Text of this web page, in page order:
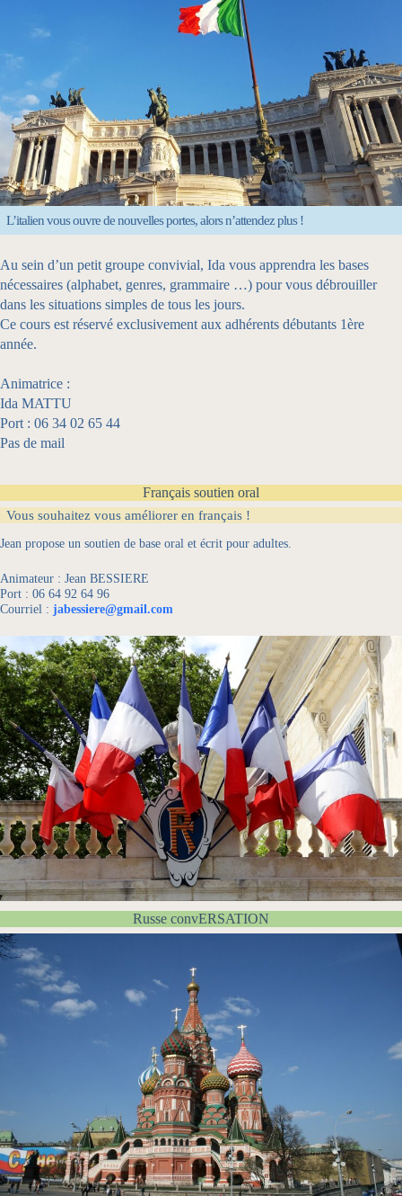
L’italien vous ouvre de nouvelles portes, alors n’attendez plus !
Au sein d’un petit groupe convivial, Ida vous apprendra les bases
nécessaires (alphabet, genres, grammaire …) pour vous débrouiller
dans les situations simples de tous les jours.
Ce cours est réservé exclusivement aux adhérents débutants 1ère
année.
Animatrice :
Ida MATTU
Port : 06 34 02 65 44
Pas de mail
Français soutien oral
Vous souhaitez vous améliorer en français !
Jean propose un soutien de base oral et écrit pour adultes.
Animateur : Jean BESSIERE
Port : 06 64 92 64 96
Courriel : jabessiere@gmail.com
Russe convERSATION